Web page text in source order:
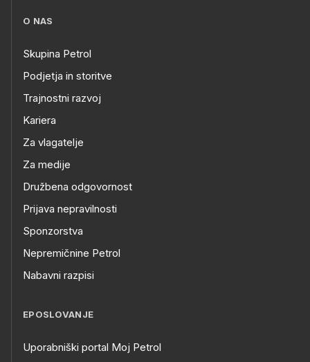
O NAS
Skupina Petrol
Podjetja in storitve
Trajnostni razvoj
Kariera
Za vlagatelje
Za medije
Družbena odgovornost
Prijava nepravilnosti
Sponzorstva
Nepremičnine Petrol
Nabavni razpisi
EPOSLOVANJE
Uporabniški portal Moj Petrol